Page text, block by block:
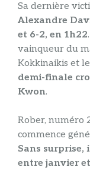
Sa dernière
Alexandre
et 6-2, en 1h22
vainqueur du
Kokkinaikis et
demi-finale
Kwon.
Rober, numéro
commence
Sans surprise,
entre janvier